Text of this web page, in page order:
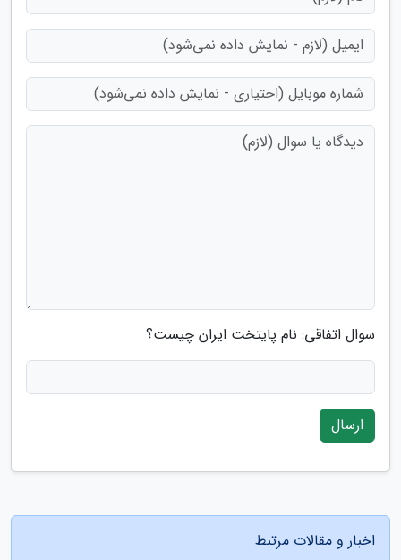
سوال اتفاقی: نام پایتخت ایران چیست؟
ارسال
اخبار و مقالات مرتبط